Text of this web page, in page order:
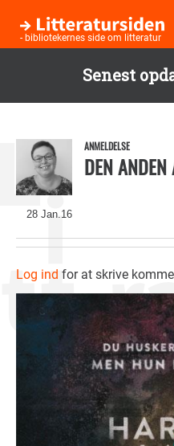
Senest
hovedindhold
- bibliotekernes side om litteratur
28 Jan.16
ANMELDELSE
DEN
Log ind for at skrive